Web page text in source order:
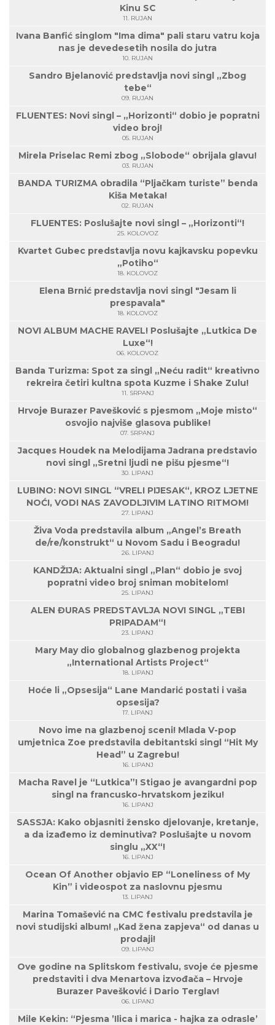
Kinu SC
11. RUJAN
Ivana Banfić singlom "Ima dima" pali staru vatru koja
nas je devedesetih nosila do jutra
10. RUJAN
Sandro Bjelanović predstavlja novi singl „Zbog
tebe“
09. RUJAN
FLUENTES: Novi singl – „Horizonti“ dobio je popratni
video broj!
05. RUJAN
Mirela Priselac Remi zbog „Slobode“ obrijala glavu!
03. RUJAN
BANDA TURIZMA obradila “Pljačkam turiste” benda
Kiša Metaka!
02. RUJAN
FLUENTES: Poslušajte novi singl – „Horizonti“!
25. KOLOVOZ
Kvartet Gubec predstavlja novu kajkavsku popevku
„Potiho“
18. KOLOVOZ
Elena Brnić predstavlja novi singl "Jesam li
prespavala"
18. KOLOVOZ
NOVI ALBUM MACHE RAVEL! Poslušajte „Lutkica De
Luxe“!
06. KOLOVOZ
Banda Turizma: Spot za singl „Neću radit“ kreativno
rekreira četiri kultna spota Kuzme i Shake Zulu!
11. SRPANJ
Hrvoje Burazer Pavešković s pjesmom „Moje misto“
osvojio najviše glasova publike!
07. SRPANJ
Jacques Houdek na Melodijama Jadrana predstavio
novi singl „Sretni ljudi ne pišu pjesme“!
30. LIPANJ
LUBINO: NOVI SINGL “VRELI PIJESAK“, KROZ LJETNE
NOĆI, VODI NAS ZAVODLJIVIM LATINO RITMOM!
27. LIPANJ
Živa Voda predstavila album „Angel’s Breath
de/re/konstrukt“ u Novom Sadu i Beogradu!
26. LIPANJ
KANDŽIJA: Aktualni singl „Plan“ dobio je svoj
popratni video broj sniman mobitelom!
25. LIPANJ
ALEN ĐURAS PREDSTAVLJA NOVI SINGL „TEBI
PRIPADAM“!
23. LIPANJ
Mary May dio globalnog glazbenog projekta
„International Artists Project“
18. LIPANJ
Hoće li „Opsesija“ Lane Mandarić postati i vaša
opsesija?
17. LIPANJ
Novo ime na glazbenoj sceni! Mlada V-pop
umjetnica Zoe predstavila debitantski singl “Hit My
Head” u Zagrebu!
16. LIPANJ
Macha Ravel je “Lutkica”! Stigao je avangardni pop
singl na francusko-hrvatskom jeziku!
16. LIPANJ
SASSJA: Kako objasniti žensko djelovanje, kretanje,
a da izađemo iz deminutiva? Poslušajte u novom
singlu „XX“!
16. LIPANJ
Ocean Of Another objavio EP “Loneliness of My
Kin” i videospot za naslovnu pjesmu
13. LIPANJ
Marina Tomašević na CMC festivalu predstavila je
novi studijski album! „Kad žena zapjeva“ od danas u
prodaji!
09. LIPANJ
Ove godine na Splitskom festivalu, svoje će pjesme
predstaviti i dva Menartova izvođača – Hrvoje
Burazer Pavešković i Dario Terglav!
06. LIPANJ
Mile Kekin: “Pjesma ’Ilica i marica - hajka za odrasle’